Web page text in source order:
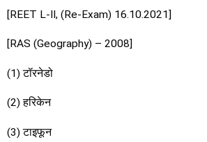
[REET L-II, (Re-Exam) 16.10.2021]
[RAS (Geography) – 2008]
(1) टॉरनेडो
(2) हरिकेन
(3) टाइफून